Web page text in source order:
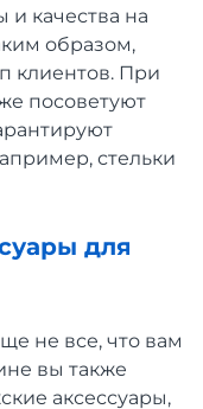
качества на
образом,
клиентов. При
посоветуют
стельки
для
не все, что вам
вы также
аксессуары,